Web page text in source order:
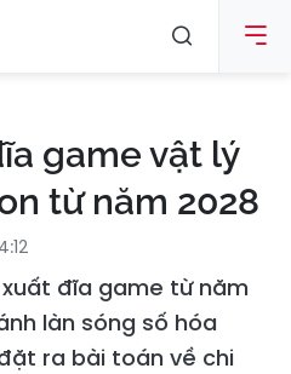
game vật lý
từ năm 2028
đĩa game từ năm
làn sóng số hóa
ra bài toán về chi